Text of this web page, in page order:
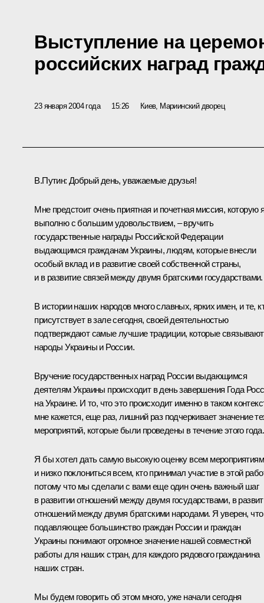
Выступление на
российских наград
23 января 2004 года 15:26 Киев, Мариинский дворец
В.Путин: Добрый день, уважаемые друзья!
Мне предстоит очень приятная и почетная миссия, которую
выполню с большим удовольствием, – вручить
государственные награды Российской Федерации
выдающимся гражданам Украины, людям, которые внесли
особый вклад и в развитие своей собственной страны,
и в развитие связей между двумя братскими государствами.
В истории наших народов много славных, ярких имен, и те,
присутствует в зале сегодня, своей деятельностью
подтверждают самые лучшие традиции, которые связывают
народы Украины и России.
Вручение государственных наград России выдающимся
деятелям Украины происходит в день завершения Года
на Украине. И то, что это происходит именно в таком
мне кажется, еще раз, лишний раз подчеркивает значение
мероприятий, которые были проведены в течение этого года.
Я бы хотел дать самую высокую оценку всем мероприятиям
и низко поклониться всем, кто принимал участие в этой
потому что мы сделали с вами еще один очень важный шаг
в развитии отношений между двумя государствами, в
отношений между двумя братскими народами. Я уверен, что
подавляющее большинство граждан России и граждан
Украины понимают огромное значение нашей совместной
работы для наших стран, для каждого рядового гражданина
наших стран.
Мы будем говорить об этом много, уже начали сегодня